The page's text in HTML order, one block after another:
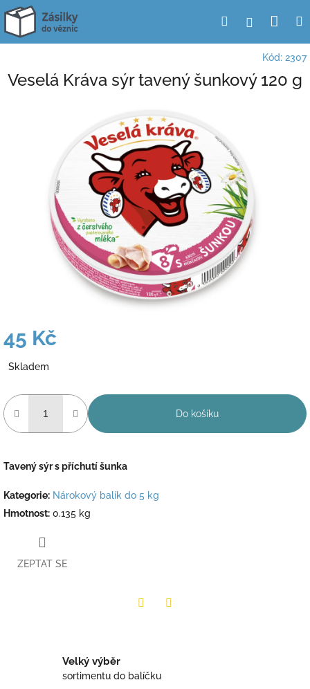
Přejít
obsah
HledatPřihlášení
Kód: 2307
Veselá Kráva sýr tavený šunkový 120 g
45 Kč
cena:
Skladem
Do košíku
Tavený sýr s příchutí šunka
Kategorie: Nárokový balík do 5 kg
Hmotnost: 0.135 kg
ZEPTAT SE
Velký výběr
sortimentu do balíčku